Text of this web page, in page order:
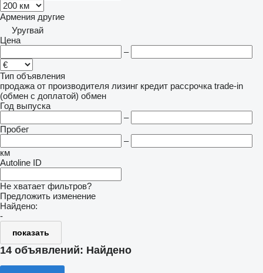
Армения другие
Уругвай
Цена
–
Тип объявления
продажа от производителя лизинг кредит рассрочка trade-in
(обмен с доплатой) обмен
Год выпуска
–
Пробег
–
км
Autoline ID
Не хватает фильтров?
Предложить изменение
Найдено:
-
показать
14 объявлений: Найдено